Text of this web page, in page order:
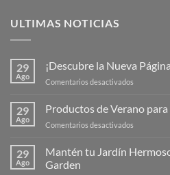
ULTIMAS NOTICIAS
29
Ago
¡Descubre la Nueva
Comentarios desactivados
Nueva
de
29
Ago
Productos de Verano
Comentarios desactivados
de
Verano
29
Ago
Mantén tu Jardín
Garden